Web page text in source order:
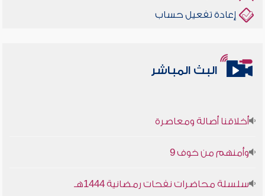
إعادة تفعيل حساب
البث المباشر
أخلاقنا أصالة ومعاصرة
وأمنهم من خوف 9
سلسلة محاضرات نفحات رمضانية 1444هـ